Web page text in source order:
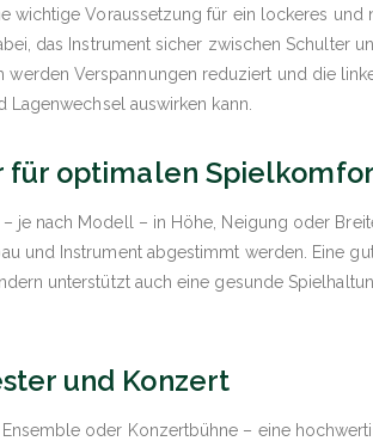
wichtige Voraussetzung für ein lockeres und
das Instrument sicher zwischen Schulter
werden Verspannungen reduziert und die
auswirken kann.
für optimalen
je nach Modell – in Höhe, Neigung oder
und Instrument abgestimmt werden. Eine
unterstützt auch eine gesunde
und Konzert
oder Konzertbühne – eine